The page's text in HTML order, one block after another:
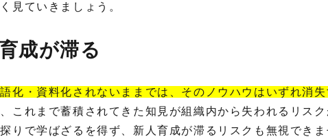
見ていきましょう。
成が滞る
化・資料化されないままでは、そのノウハウはいずれ消失
これまで蓄積されてきた知見が組織内から失われるリス
りで学ばざるを得ず、新人育成が滞るリスクも無視できま